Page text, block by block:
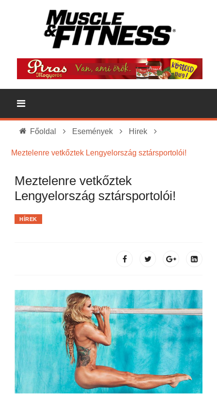
Főoldal Események Hirek
Meztelenre vetkőztek Lengyelország sztársportolói!
Meztelenre vetkőztek
Lengyelország sztársportolói!
HÍREK